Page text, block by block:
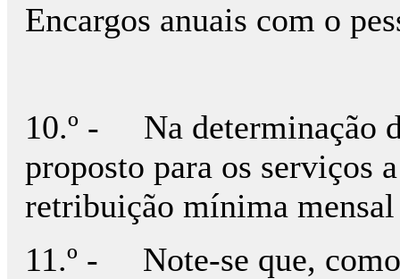
Encargos anuais com
10.º - Na determinação
proposto para os serviços
retribuição mínima
11.º - Note-se que,